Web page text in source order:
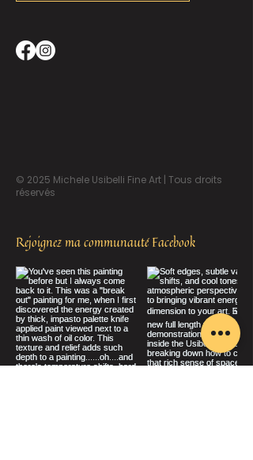
© 2025 Michele Usibelli Fine Art | Tous droits
réservés
Rejoignez ma communauté Facebook